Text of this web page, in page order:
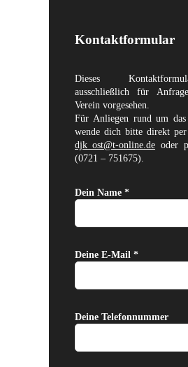
Kontaktformular
Dieses
ausschließlich für
Verein vorgesehen.
Für Anliegen rund um das
wende dich bitte direkt
djk_ost@t-online.de oder
(0721 – 751675).
Dein Name *
Deine E-Mail *
Deine Telefonnummer